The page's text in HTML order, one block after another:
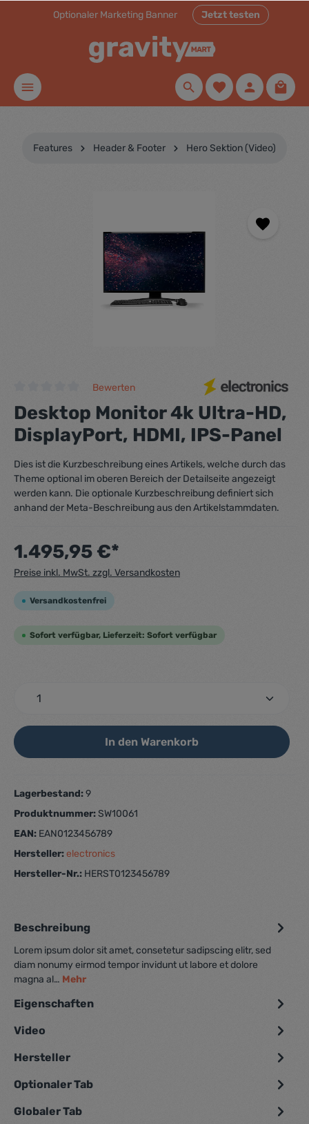
springenOptionaler Marketing Banner Jetzt testen
Features Header & Footer Hero Sektion (Video)
Bewerten
Desktop Monitor 4k Ultra-HD,
DisplayPort, HDMI, IPS-Panel
Dies ist die Kurzbeschreibung eines Artikels, welche durch das
Theme optional im oberen Bereich der Detailseite angezeigt
werden kann. Die optionale Kurzbeschreibung definiert sich
anhand der Meta-Beschreibung aus den Artikelstammdaten.
1.495,95 €*
Preise inkl. MwSt. zzgl. Versandkosten
Versandkostenfrei
Sofort verfügbar, Lieferzeit: Sofort verfügbar
In den Warenkorb
Lagerbestand:9
Produktnummer:SW10061
EAN: EAN0123456789
Hersteller:electronics
Hersteller-Nr.: HERST0123456789
Beschreibung
Lorem ipsum dolor sit amet, consetetur sadipscing elitr, sed
diam nonumy eirmod tempor invidunt ut labore et dolore
magna al… Mehr
Eigenschaften
Video
Hersteller
Optionaler Tab
Globaler Tab